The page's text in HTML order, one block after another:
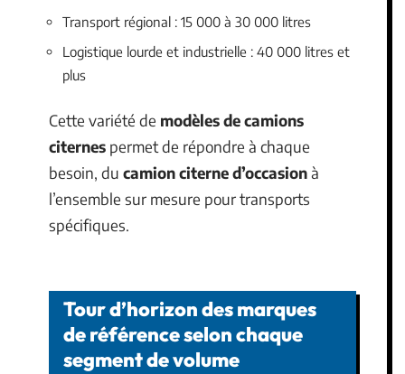
Transport régional : 15 000 à 30 000 litres
Logistique lourde et industrielle : 40 000 litres et
plus
Cette variété de modèles de camions
citernes permet de répondre à chaque
besoin, du camion citerne d’occasionà
l’ensemble sur mesure pour transports
spécifiques.
Tour d’horizon des marques
de référence selon chaque
segment de volume